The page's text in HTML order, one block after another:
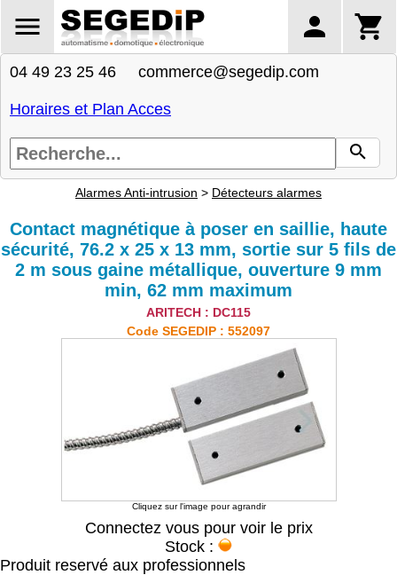
04 49 23 25 46 commerce@segedip.com
Horaires et Plan Acces
Alarmes Anti-intrusion > Détecteurs alarmes
Contact magnétique à poser en saillie, haute
sécurité, 76.2 x 25 x 13 mm, sortie sur 5 fils de
2 m sous gaine métallique, ouverture 9 mm
min, 62 mm maximum
ARITECH : DC115
Code SEGEDIP : 552097
Cliquez sur l'image pour agrandir
Connectez vous pour voir le prix
Stock :
Produit reservé aux professionnels